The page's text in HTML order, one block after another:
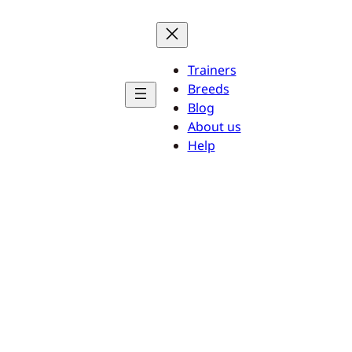
Trainers
Breeds
Blog
About us
Help